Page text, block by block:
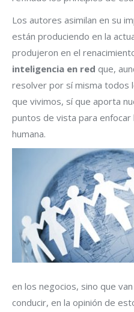
Los autores asimilan en su
están produciendo en la
produjeron en el
inteligencia en red que,
resolver por sí misma todos
que vivimos, sí que aporta
puntos de vista para enfocar
humana.
en los negocios, sino que
conducir, en la opinión de